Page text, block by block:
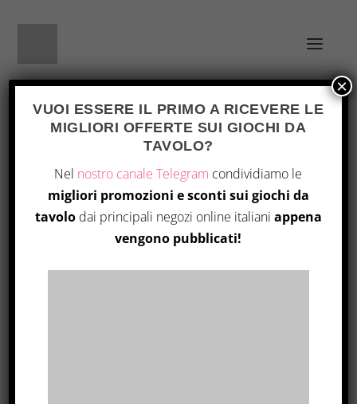
Home/ Prodotto Part Number / 146199
Visualizzazione del risultato
VUOI ESSERE IL PRIMO A RICEVERE LE
MIGLIORI OFFERTE SUI GIOCHI DA
TAVOLO?
Nel nostro canale Telegram condividiamo le
migliori promozioni e sconti sui giochi da
tavolo dai principali negozi online italiani appena
vengono pubblicati!
×